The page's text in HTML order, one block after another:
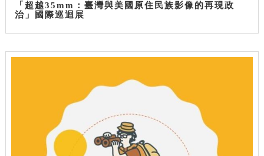
「超越35mm：臺灣與美國原住民族影像的再現政
治」國際巡迴展